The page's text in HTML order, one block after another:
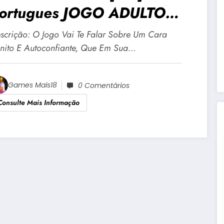
JOGO ADULTO
Para Android E PC
O Jogo Vai Te Falar Sobre Um Cara
E Autoconfiante, Que Em Sua…
Games Mais18
0 Comentários
Mais Informação